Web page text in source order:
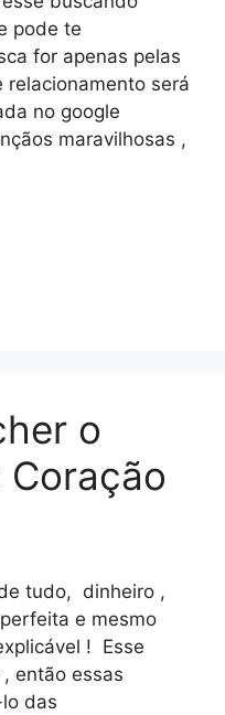
pode te
for apenas pelas
relacionamento será
no google
maravilhosas ,
o
Coração
tudo, dinheiro ,
e mesmo
! Esse
então essas
das